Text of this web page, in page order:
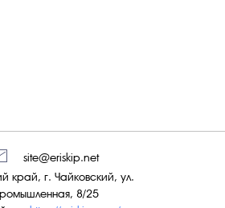
край, г. Чайковский, ул.
8/25
site@eriskip.net